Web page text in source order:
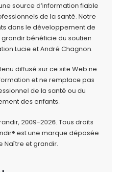
source d’information fiable
de la santé. Notre
dans le développement de
bénéficie du soutien
Lucie et André Chagnon.
diffusé sur ce site Web ne
et ne remplace pas
de la santé ou du
des enfants.
2009-2026. Tous droits
est une marque déposée
Naître et grandir.